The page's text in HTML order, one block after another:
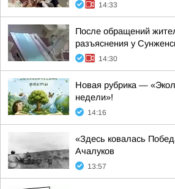
14:33
После обращений
разъяснения у
14:30
Новая рубрика —
недели»!
14:16
«Здесь ковалась
Ачалуков
13:57